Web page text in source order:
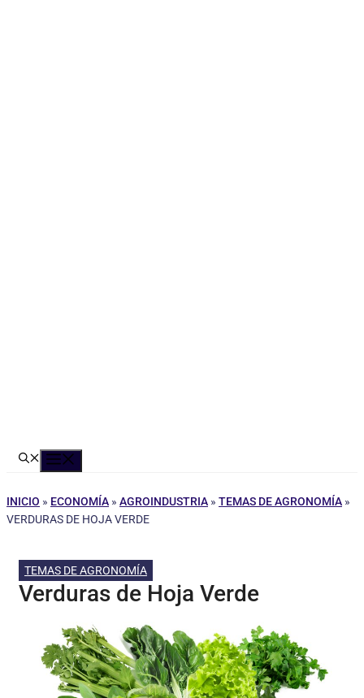
INICIO » ECONOMÍA » AGROINDUSTRIA » TEMAS DE AGRONOMÍA »
VERDURAS DE HOJA VERDE
TEMAS DE AGRONOMÍA
Verduras de Hoja Verde